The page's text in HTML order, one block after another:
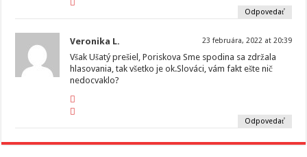
Odpovedať
Veronika L. 23 februára, 2022 at 20:39
Však Ušatý prešiel, Poriskova Sme spodina sa zdržala
hlasovania, tak všetko je ok.Slováci, vám fakt ešte nič
nedocvaklo?
Odpovedať